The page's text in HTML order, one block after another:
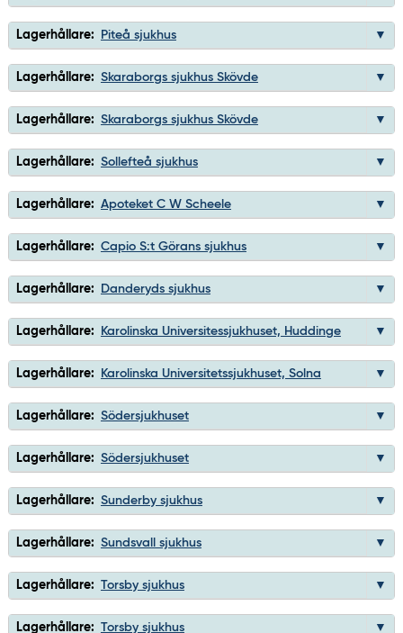
Lagerhållare: Piteå sjukhus
Lagerhållare: Skaraborgs sjukhus Skövde
Lagerhållare: Skaraborgs sjukhus Skövde
Lagerhållare: Sollefteå sjukhus
Lagerhållare: Apoteket C W Scheele
Lagerhållare: Capio S:t Görans sjukhus
Lagerhållare: Danderyds sjukhus
Lagerhållare: Karolinska Universitessjukhuset, Huddinge
Lagerhållare: Karolinska Universitetssjukhuset, Solna
Lagerhållare: Södersjukhuset
Lagerhållare: Södersjukhuset
Lagerhållare: Sunderby sjukhus
Lagerhållare: Sundsvall sjukhus
Lagerhållare: Torsby sjukhus
Lagerhållare: Torsby sjukhus